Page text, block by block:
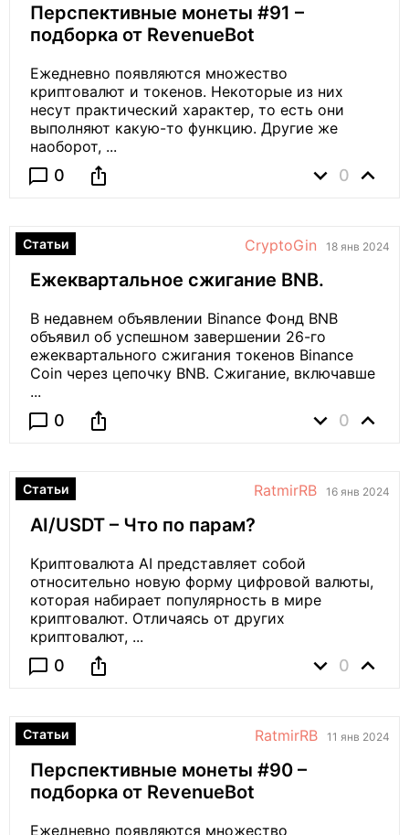
Перспективные монеты #91 –
подборка от RevenueBot
Ежедневно появляются множество
криптовалют и токенов. Некоторые из них
несут практический характер, то есть они
выполняют какую-то функцию. Другие же
наоборот, ...
chat_bubble_outline 0 ios_share expand_more 0 expand_less
Статьи CryptoGin 18 янв 2024
Ежеквартальное сжигание BNB.
В недавнем объявлении Binance Фонд BNB
объявил об успешном завершении 26-го
ежеквартального сжигания токенов Binance
Coin через цепочку BNB. Сжигание, включавше
...
chat_bubble_outline 0 ios_share expand_more 0 expand_less
Статьи RatmirRB 16 янв 2024
AI/USDT – Что по парам?
Криптовалюта AI представляет собой
относительно новую форму цифровой валюты,
которая набирает популярность в мире
криптовалют. Отличаясь от других
криптовалют, ...
chat_bubble_outline 0 ios_share expand_more 0 expand_less
Статьи RatmirRB 11 янв 2024
Перспективные монеты #90 –
подборка от RevenueBot
Ежедневно появляются множество